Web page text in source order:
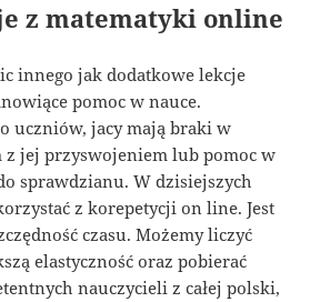
z matematyki online
innego jak dodatkowe lekcje
pomoc w nauce.
uczniów, jacy mają braki w
z jej przyswojeniem lub pomoc w
sprawdzianu. W dzisiejszych
z korepetycji on line. Jest
czasu. Możemy liczyć
elastyczność oraz pobierać
nauczycieli z całej polski,